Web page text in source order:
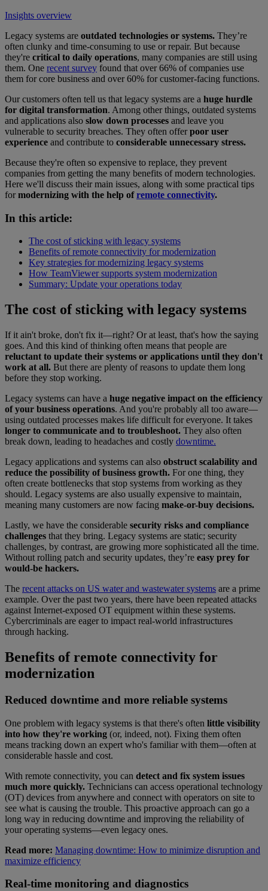
Insights overview
Legacy systems are outdated technologies or systems. They’re
often clunky and time-consuming to use or repair. But because
they're critical to daily operations, many companies are still using
them. One recent survey found that over 66% of companies use
them for core business and over 60% for customer-facing functions.
Our customers often tell us that legacy systems are a huge hurdle
for digital transformation. Among other things, outdated systems
and applications also slow down processes and leave you
vulnerable to security breaches. They often offerpoor user
experience and contribute to considerable unnecessary stress.
Because they're often so expensive to replace, they prevent
companies from getting the many benefits of modern technologies.
Here we'll discuss their main issues, along with some practical tips
formodernizing with the help ofremote connectivity.
In this article:
The cost of sticking with legacy systems
Benefits of remote connectivity for modernization
Key strategies for modernizing legacy systems
How TeamViewer supports system modernization
Summary: Update your operations today
The cost of sticking with legacy systems
If it ain't broke, don't fix it—right? Or at least, that's how the saying
goes. And this kind of thinking often means that people are
reluctant to update their systems or applications until they don't
work at all. But there are plenty of reasons to update them long
before they stop working.
Legacy systems can have a huge negative impact on the efficiency
of your business operations. And you're probably all too aware—
using outdated processes makes life difficult for everyone. It takes
longer to communicate and to troubleshoot. They also often
break down, leading to headaches and costly downtime.
Legacy applications and systems can also obstruct scalability and
reduce the possibility of business growth. For one thing, they
often create bottlenecks that stop systems from working as they
should. Legacy systems are also usually expensive to maintain,
meaning many customers are now facing make-or-buy decisions.
Lastly, we have the considerable security risks and compliance
challenges that they bring. Legacy systems are static; security
challenges, by contrast, are growing more sophisticated all the time.
Without rolling patch and security updates, they’re easy prey for
would-be hackers.
The recent attacks on US water and wastewater systems are a prime
example. Over the past two years, there have been repeated attacks
against Internet-exposed OT equipment within these systems.
Cybercriminals are eager to impact real-world infrastructures
through hacking.
Benefits of remote connectivity for
modernization
Reduced downtime and more reliable systems
One problem with legacy systems is that there's often little visibility
into how they're working (or, indeed, not). Fixing them often
means tracking down an expert who's familiar with them—often at
considerable hassle and cost.
With remote connectivity, you can detect and fix system issues
much more quickly. Technicians can access operational technology
(OT) devices from anywhere and connect with operators on site to
see what is causing the trouble. This proactive approach can go a
long way in reducing downtime and improving the reliability of
your operating systems—even legacy ones.
Read more: Managing downtime: How to minimize disruption and
maximize efficiency
Real-time monitoring and diagnostics